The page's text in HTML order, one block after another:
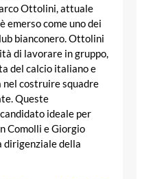
Ottolini, attuale
emerso come uno dei
bianconero. Ottolini
di lavorare in gruppo,
del calcio italiano e
nel costruire squadre
Queste
ideale per
Comolli e Giorgio
della